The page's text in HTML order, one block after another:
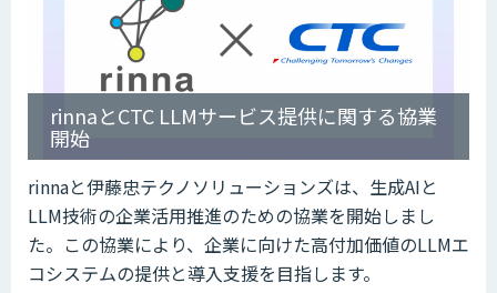
rinnaとCTC LLMサービス提供に関する協業
開始
rinnaと伊藤忠テクノソリューションズは、生成AIと
LLM技術の企業活用推進のための協業を開始しまし
た。この協業により、企業に向けた高付加価値のLLMエ
コシステムの提供と導入支援を目指します。